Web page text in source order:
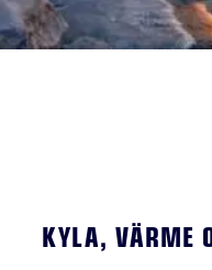
KYLA, VÄRME